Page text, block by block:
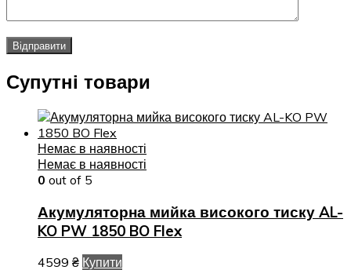
Супутні товари
Немає в наявності
Немає в наявності
0 out of 5
Акумуляторна мийка високого тиску AL-
KO PW 1850 BO Flex
4599 ₴ Купити